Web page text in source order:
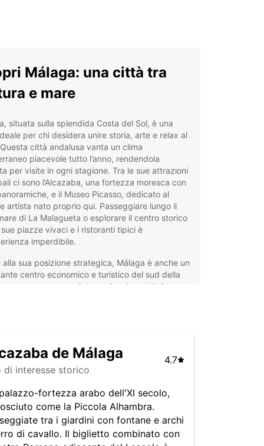
Málaga: una città tra
e mare
situata sulla splendida Costa del Sol, è una
per chi desidera unire storia, arte e relax al
città andalusa vanta un clima
piacevole tutto l’anno, rendendola
per visite in ogni stagione. Tra le sue attrazioni
ci sono l’Alcazaba, una fortezza moresca con
e il Museo Picasso, dedicato al
artista nato proprio qui. Passeggiare lungo il
di La Malagueta o esplorare il centro storico
piazze vivaci e i ristoranti tipici è
imperdibile.
alla sua posizione strategica, Málaga è anche un
centro economico e turistico del sud della
con un aeroporto internazionale e ottimi
i villaggi bianchi dell’entroterra.
auto a Málaga con
offre un servizio di noleggio auto completo e
per soddisfare ogni esigenza di viaggio a
de Málaga
di interesse storico
4.7
fortezza arabo dell'XI secolo,
come la Piccola Alhambra.
tra i giardini con fontane e archi
di cavallo. Il biglietto combinato con